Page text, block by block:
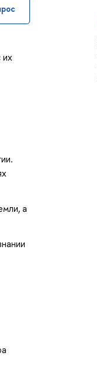
их
а